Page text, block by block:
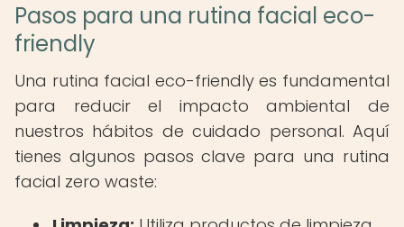
Pasos para una rutina facial eco-
friendly
Una rutina facial eco-friendly es fundamental
para reducir el impacto ambiental de
nuestros hábitos de cuidado personal. Aquí
tienes algunos pasos clave para una rutina
facial zero waste: